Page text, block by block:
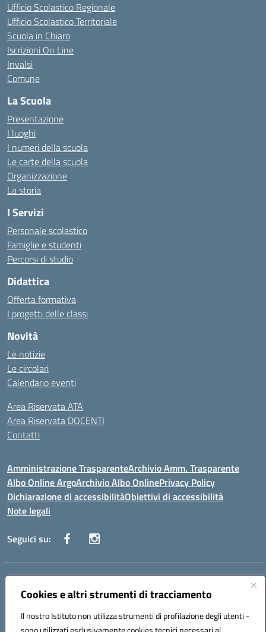
Cookies e altri strumenti di tracciamento
Il nostro Istituto non utilizza strumenti di profilazione degli utenti -
Ufficio Scolastico Regionale
Ufficio Scolastico Territoriale
Scuola in Chiaro
Iscrizioni On Line
Invalsi
Comune
La Scuola
Presentazione
I luoghi
I numeri della scuola
Le carte della scuola
Organizzazione
La storia
I Servizi
Personale scolastico
Famiglie e studenti
Percorsi di studio
Didattica
Offerta formativa
I progetti delle classi
Novità
Le notizie
Le circolari
Calendario eventi
Area Riservata ATA
Area Riservata DOCENTI
Contatti
Amministrazione TrasparenteArchivio Amm. Trasparente
Albo Online ArgoArchivio Albo OnlinePrivacy Policy
Dichiarazione di accessibilitàObiettivi di accessibilità
Note legali
Seguici su:
Indirizzo:
Centralino:0823 742191 Email:CEIC8BC00Q@istruzione.it
Codice fiscale: 93117040613